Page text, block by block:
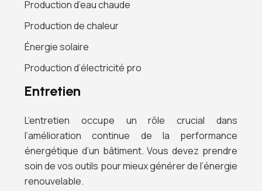
Production d’eau chaude
Production de chaleur
Énergie solaire
Production d’électricité pro
Entretien
L’entretien occupe un rôle crucial dans
l’amélioration continue de la performance
énergétique d’un bâtiment. Vous devez prendre
soin de vos outils pour mieux générer de l’énergie
renouvelable.